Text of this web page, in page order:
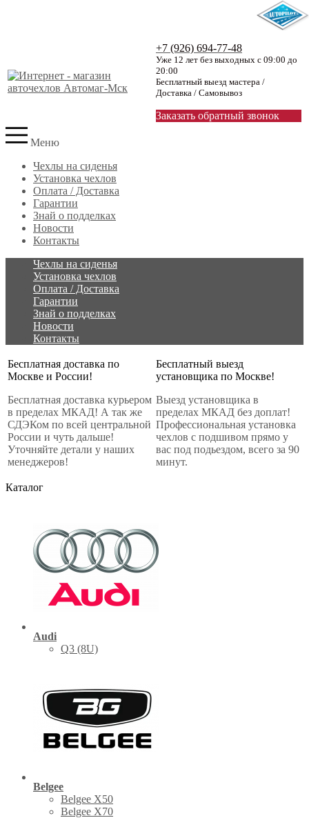
+7 (926) 694-77-48
Уже 12 лет без выходных с 09:00 до
20:00
Бесплатный выезд мастера /
Доставка / Самовывоз
Заказать обратный звонок
Меню
Чехлы на сиденья
Установка чехлов
Оплата / Доставка
Гарантии
Знай о подделках
Новости
Контакты
Чехлы на сиденья
Установка чехлов
Оплата / Доставка
Гарантии
Знай о подделках
Новости
Контакты
Бесплатная доставка по
Москве и России!
Бесплатная доставка курьером
в пределах МКАД! А так же
СДЭКом по всей центральной
России и чуть дальше!
Уточняйте детали у наших
менеджеров!
Бесплатный выезд
установщика по Москве!
Выезд установщика в
пределах МКАД без доплат!
Профессиональная установка
чехлов с подшивом прямо у
вас под подьездом, всего за 90
минут.
Каталог
Audi
Q3 (8U)
Belgee
Belgee X50
Belgee X70